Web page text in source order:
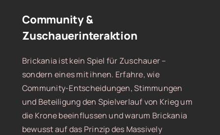
Community &
Zuschauerinteraktion
Brickania ist kein Spiel für Zuschauer –
sondern eines mit ihnen. Erfahre, wie
Community-Entscheidungen, Stimmungen
und Beteiligung den Spielverlauf von Krieg um
die Krone beeinflussen und warum Brickania
bewusst auf das Prinzip des Massively